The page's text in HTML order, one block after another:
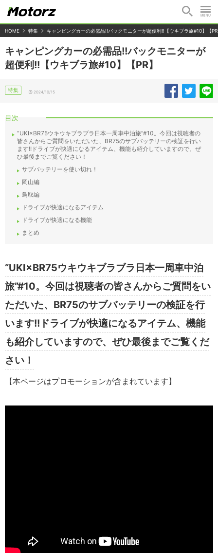
HOME 特集 キャンピングカーの必需品!!バックモニターが超便利!!【ウキブラ旅#10】【
キャンピングカーの必需品!!バックモニターが
超便利!!【ウキブラ旅#10】【PR】
特集 2024/10/15
目次
“UKI×BR75ウキウキブラブラ日本一周車中泊旅”#10。今回は視聴者の
皆さんからご質問をいただいた、BR75のサブバッテリーの検証を行い
ます!!ドライブが快適になるアイテム、機能も紹介していますので、ぜ
ひ最後までご覧ください！
サブバッテリーを使い切れ！
岡山編
鳥取編
ドライブが快適になるアイテム
ドライブが快適になる機能
まとめ
“UKI×BR75ウキウキブラブラ日本一周車中泊
旅”#10。今回は視聴者の皆さんからご質問をい
ただいた、BR75のサブバッテリーの検証を行
います!!ドライブが快適になるアイテム、機能
も紹介していますので、ぜひ最後までご覧くだ
さい！
【本ページはプロモーションが含まれています】